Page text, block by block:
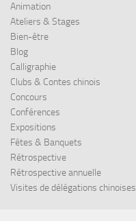
Animation
Ateliers & Stages
Bien-être
Blog
Calligraphie
Clubs & Contes chinois
Concours
Conférences
Expositions
Fêtes & Banquets
Rétrospective
Rétrospective annuelle
Visites de délégations chinoises